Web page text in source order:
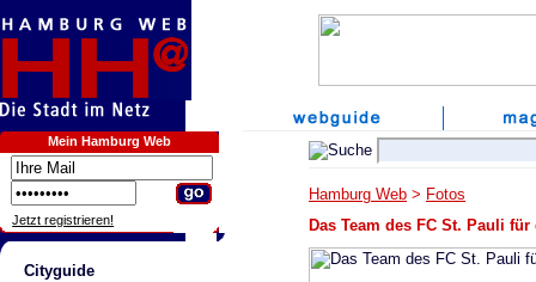
Mein Hamburg Web
Jetzt registrieren!
Cityguide
Hamburg Web > Fotos
Das Team des FC St. Pauli